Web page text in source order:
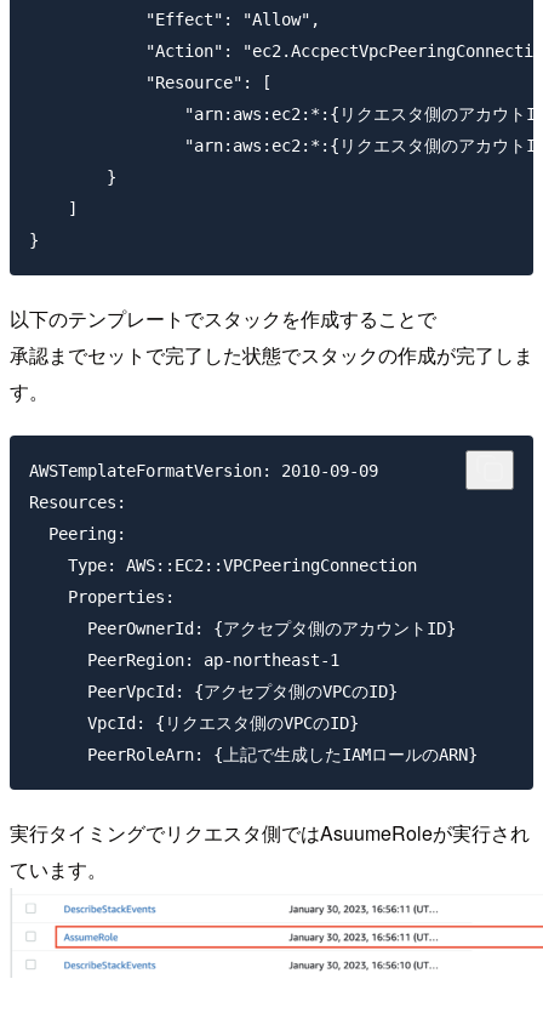
            "Effect": "Allow",
"Action":
            "Resource": [
"arn:aws:ec2:*:{リクエスタ側のアカウト
"arn:aws:ec2:*:{リクエスタ側のアカウ
        }
    ]
以下のテンプレートでスタックを作成することで
承認までセットで完了した状態でスタックの作成が完了しま
す。
AWSTemplateFormatVersion: 2010-09-09
Resources:
  Peering:
    Type: AWS::EC2::VPCPeeringConnection
    Properties:
      PeerOwnerId: {アクセプタ側のアカウントID}
      PeerRegion: ap-northeast-1
      PeerVpcId: {アクセプタ側のVPCのID}
      VpcId: {リクエスタ側のVPCのID}
実行タイミングでリクエスタ側ではAsuumeRoleが実行され
ています。